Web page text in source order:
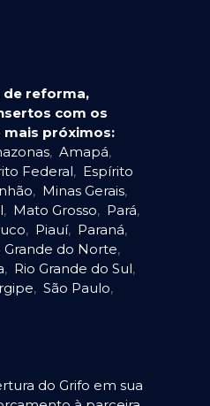
de reforma,
com os
próximos:
, Amapá,
Federal, Espírito
, Minas Gerais,
, Mato Grosso, Pará,
, Piauí, Paraná,
Grande do Norte,
, Rio Grande do Sul,
, São Paulo,
do Grifo em sua